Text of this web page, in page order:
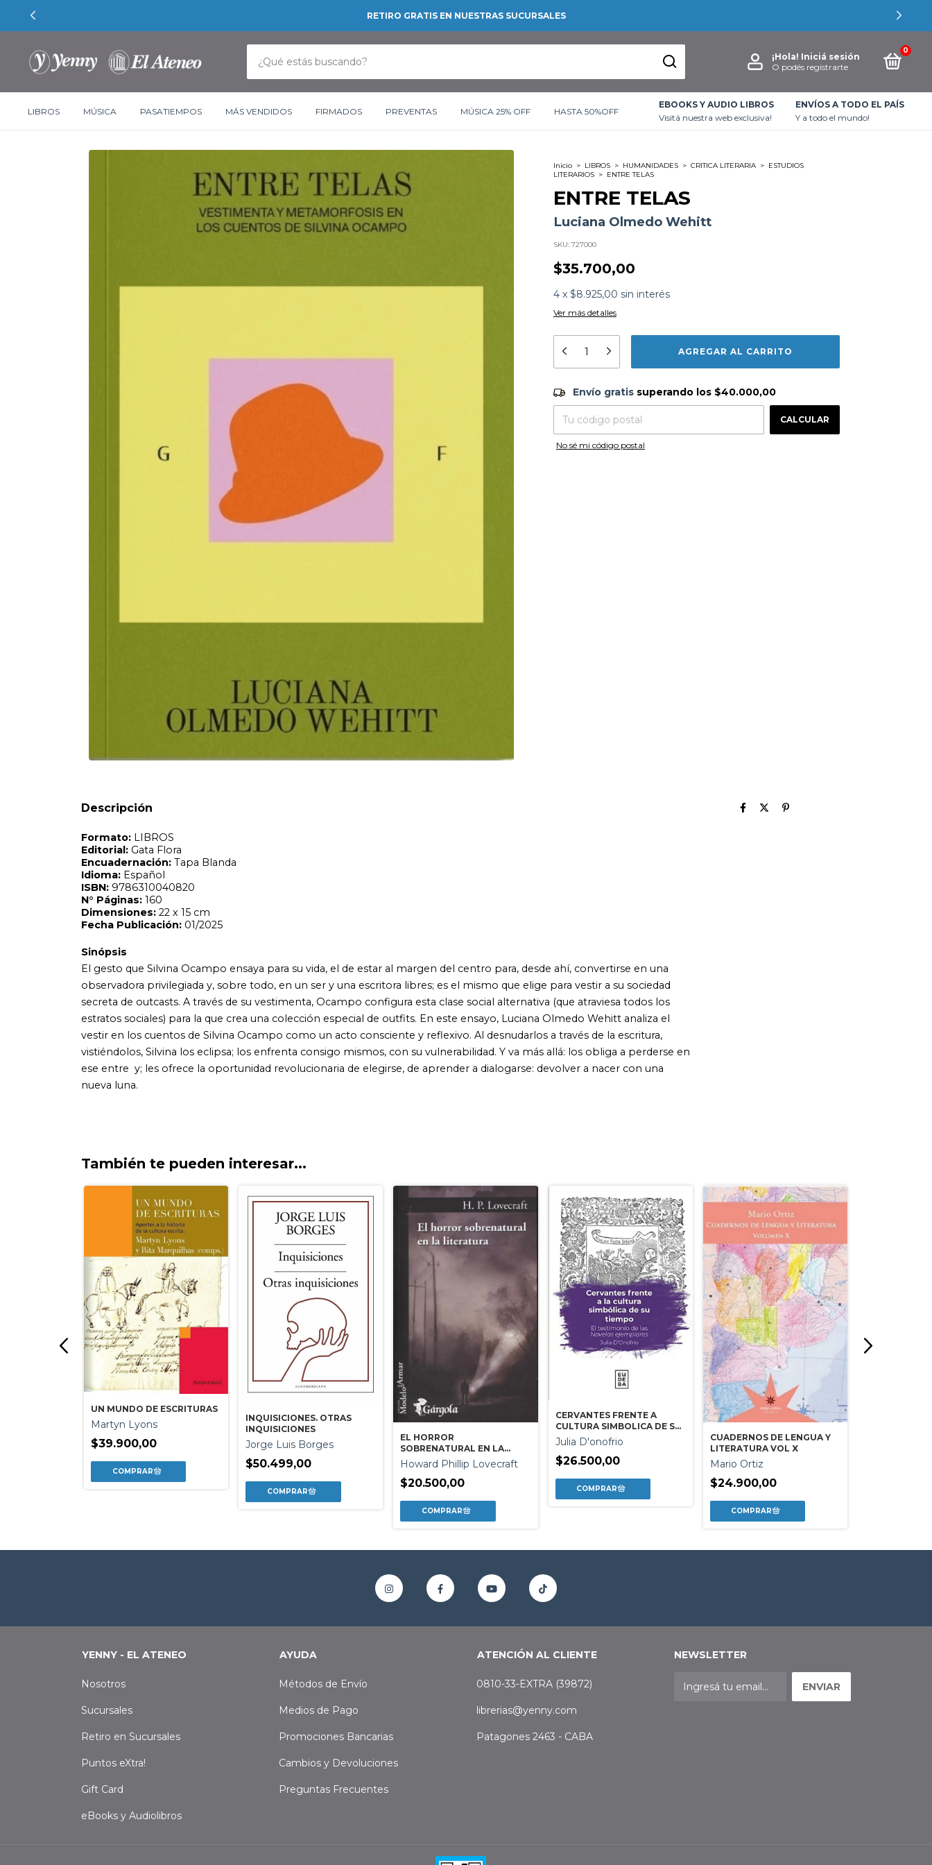
RETIRO GRATIS EN NUESTRAS SUCURSALES
¡Hola! Iniciá sesión
O podés registrarte
0
LIBROS MÚSICA PASATIEMPOS MÁS VENDIDOS FIRMADOS PREVENTAS MÚSICA 25% OFF HASTA 50%OFF
EBOOKS Y AUDIO LIBROS
Visitá nuestra web exclusiva!
ENVÍOS A TODO EL PAÍS
Y a todo el mundo!
Inicio > LIBROS > HUMANIDADES > CRITICA LITERARIA > ESTUDIOS
LITERARIOS > ENTRE TELAS
ENTRE TELAS
Luciana Olmedo Wehitt
SKU: 727000
$35.700,00
4 x $8.925,00 sin interés
Ver más detalles
Envío gratis $40.000,00
Entregas para el CP: CAMBIAR CP
Envío gratis superando los $40.000,00
CALCULAR
No sé mi código postal
Descripción
Tapa Blanda
Dimensiones:22 x 15 cm
El gesto que Silvina Ocampo ensaya para su vida, el de estar al margen del centro para, desde ahí, convertirse en una
secreta de outcasts. A través de su vestimenta, Ocampo configura esta clase social alternativa (que atraviesa todos los
estratos sociales) para la que crea una colección especial de outfits. En este ensayo, Luciana Olmedo Wehitt analiza el
vestir en los cuentos de Silvina Ocampo como un acto consciente y reflexivo. Al desnudarlos a través de la escritura,
vistiéndolos, Silvina los eclipsa; los enfrenta consigo mismos, con su vulnerabilidad. Y va más allá: los obliga a perderse en
ese entre y; les ofrece la oportunidad revolucionaria de elegirse, de aprender a dialogarse: devolver a nacer con una
nueva luna.
También te pueden interesar...
UN MUNDO DE ESCRITURAS
Martyn Lyons
$39.900,00
INQUISICIONES. OTRAS
INQUISICIONES
Jorge Luis Borges
$50.499,00
EL HORROR
SOBRENATURAL EN LA
LITERATURA
Howard Phillip Lovecraft
$20.500,00
CERVANTES FRENTE A
CULTURA SIMBOLICA DE SU
TIEMPO
Julia D'onofrio
$26.500,00
CUADERNOS DE LENGUA Y
LITERATURA VOL X
Mario Ortiz
$24.900,00
YENNY - EL ATENEO
Nosotros
Sucursales
Retiro en Sucursales
Puntos eXtra!
Gift Card
eBooks y Audiolibros
AYUDA
Métodos de Envío
Medios de Pago
Promociones Bancarias
Cambios y Devoluciones
Preguntas Frecuentes
ATENCIÓN AL CLIENTE
0810-33-EXTRA (39872)
librerias@yenny.com
Patagones 2463 - CABA
NEWSLETTER